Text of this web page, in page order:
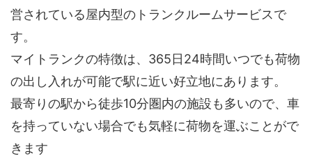
営されている屋内型のトランクルームサービスで
す。
マイトランクの特徴は、365日24時間いつでも荷物
の出し入れが可能で駅に近い好立地にあります。
最寄りの駅から徒歩10分圏内の施設も多いので、車
を持っていない場合でも気軽に荷物を運ぶことがで
きます